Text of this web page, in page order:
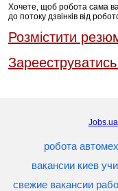
Хочете, щоб робота сама
до потоку дзвінків від
Розмістити
Jobs.ua
робота
вакансии киев
свежие вакансии